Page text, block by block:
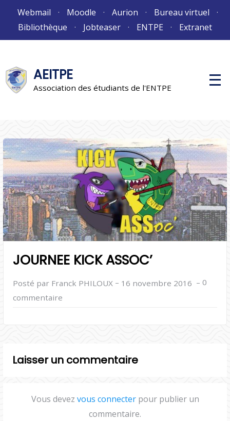
Webmail Moodle Aurion
Bureau virtuel
Bibliothèque
Jobteaser ENTPE Extranet
AEITPE
Association des étudiants de l'ENTPE
M
e
c
i
p
a
l
JOURNEE KICK ASSOC’
Posté par Franck PHILOUX – 16 novembre 2016 – 0
commentaire
Laisser un commentaire
Vous devez vous connecterpour publier un
commentaire.